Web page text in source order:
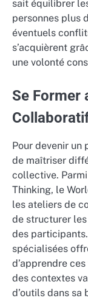
sait équilibrer
personnes plus
éventuels
s’acquièrent
une volonté
Se Former
Pour devenir un
de maîtriser
collective.
Thinking, le
les ateliers de
de structurer
des
spécialisées
d’apprendre
des contextes
d’outils dans